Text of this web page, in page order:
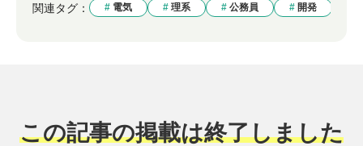
関連タグ： 電気 理系 公務員 開発
この記事の掲載は終了しました